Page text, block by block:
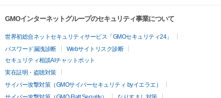
GMOインターネットグループのセキュリティ事業について
世界初総合ネットセキュリティサービス「GMOセキュリティ24」
パスワード漏洩診断
Webサイトリスク診断
セキュリティ相談AIチャットボット
実在証明・盗聴対策
サイバー攻撃対策（GMOサイバーセキュリティ byイエラエ）